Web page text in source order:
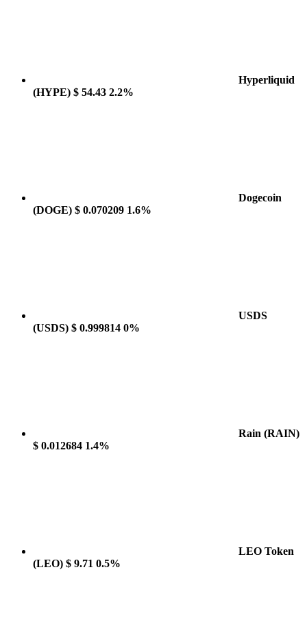
Hyperliquid
(HYPE) $ 54.43 2.2%
Dogecoin
(DOGE) $ 0.070209 1.6%
USDS
(USDS) $ 0.999814 0%
Rain (RAIN)
$ 0.012684 1.4%
LEO Token
(LEO) $ 9.71 0.5%